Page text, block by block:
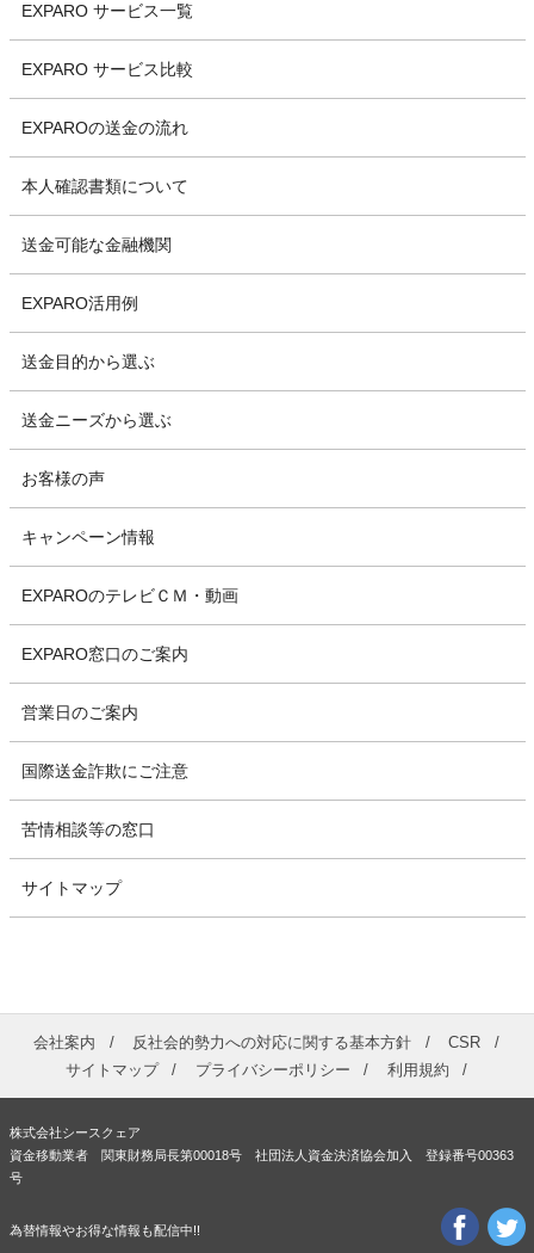
EXPARO サービス一覧
EXPARO サービス比較
EXPAROの送金の流れ
本人確認書類について
送金可能な金融機関
EXPARO活用例
送金目的から選ぶ
送金ニーズから選ぶ
お客様の声
キャンペーン情報
EXPAROのテレビＣＭ・動画
EXPARO窓口のご案内
営業日のご案内
国際送金詐欺にご注意
苦情相談等の窓口
サイトマップ
会社案内 反社会的勢力への対応に関する基本方針
CSR
サイトマップ
プライバシーポリシー 利用規約
株式会社シースクェア
資金移動業者 関東財務局長第00018号 社団法人資金決済協会加入 登録番号00363
号
為替情報やお得な情報も配信中!!